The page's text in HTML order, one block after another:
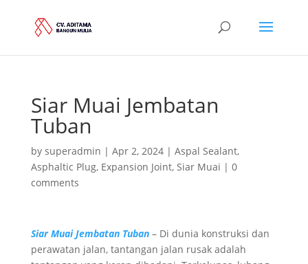
Siar Muai Jembatan
Tuban
by superadmin | Apr 2, 2024| Aspal Sealant,
Asphaltic Plug, Expansion Joint, Siar Muai | 0
comments
Siar Muai Jembatan Tuban– Di dunia konstruksi dan
perawatan jalan, tantangan jalan rusak adalah